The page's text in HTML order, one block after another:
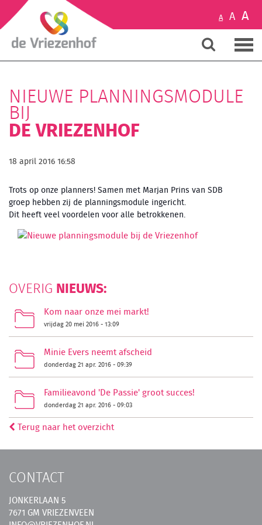
A A A
NIEUWE PLANNINGSMODULE
BIJ
DE VRIEZENHOF
18 april 2016 16:58
Trots op onze planners! Samen met Marjan Prins van SDB
groep hebben zij de planningsmodule ingericht.
Dit heeft veel voordelen voor alle betrokkenen.
OVERIG NIEUWS:
Kom naar onze mei markt!
vrijdag 20 mei 2016 - 13:09
Minie Evers neemt afscheid
donderdag 21 apr. 2016 - 09:39
Familieavond 'De Passie' groot succes!
donderdag 21 apr. 2016 - 09:03
Terug naar het overzicht
CONTACT
JONKERLAAN 5
7671 GM VRIEZENVEEN